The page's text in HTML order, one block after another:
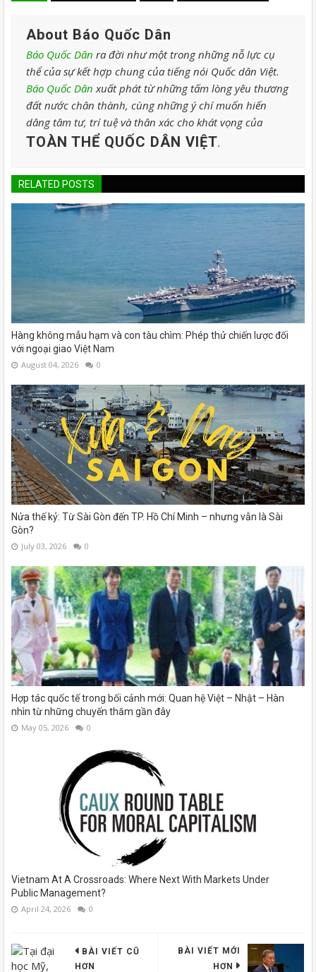
About Báo Quốc Dân
Báo Quốc Dân ra đời như một trong những nỗ lực cụ
thể của sự kết hợp chung của tiếng nói Quốc dân Việt.
Báo Quốc Dân xuất phát từ những tấm lòng yêu thương
đất nước chân thành, cùng những ý chí muốn hiến
dâng tâm tư, trí tuệ và thân xác cho khát vọng của
TOÀN THỂ QUỐC DÂN VIỆT.
RELATED POSTS
Hàng không mẫu hạm và con tàu chìm: Phép thử chiến lược đối
với ngoại giao Việt Nam
August 04, 2026 0
Nửa thế kỷ: Từ Sài Gòn đến TP. Hồ Chí Minh – nhưng vẫn là Sài
Gòn?
July 03, 2026 0
Hợp tác quốc tế trong bối cảnh mới: Quan hệ Việt – Nhật – Hàn
nhìn từ những chuyến thăm gần đây
May 05, 2026 0
Vietnam At A Crossroads: Where Next With Markets Under
Public Management?
April 24, 2026 0
BÀI VIẾT MỚI
HƠN
BÀI VIẾT CŨ
HƠN